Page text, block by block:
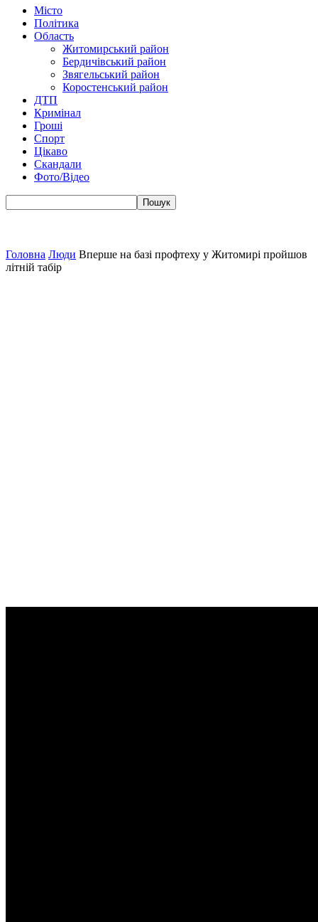
Місто
Політика
Область
Житомирський район
Бердичівський район
Звягельський район
Коростенський район
ДТП
Кримінал
Гроші
Спорт
Цікаво
Скандали
Фото/Відео
Головна Люди Вперше на базі профтеху у Житомирі пройшов
літній табір